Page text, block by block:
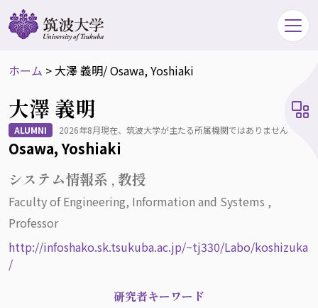
ホーム > 大澤 義明/ Osawa, Yoshiaki
大澤 義明
ALUMNI 2026年8月現在、筑波大学が主たる所属機関ではありません
Osawa, Yoshiaki
システム情報系 , 教授
Faculty of Engineering, Information and Systems ,
Professor
http://infoshako.sk.tsukuba.ac.jp/~tj330/Labo/koshizuka
/
研究者キーワード